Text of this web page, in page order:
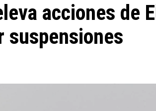
acciones de El
suspensiones